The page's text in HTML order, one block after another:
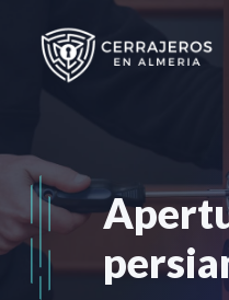
contenido